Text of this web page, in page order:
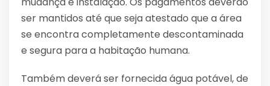
ser mantidos até que seja atestado que a área
se encontra completamente descontaminada
e segura para a habitação humana.
Também deverá ser fornecida água potável, de